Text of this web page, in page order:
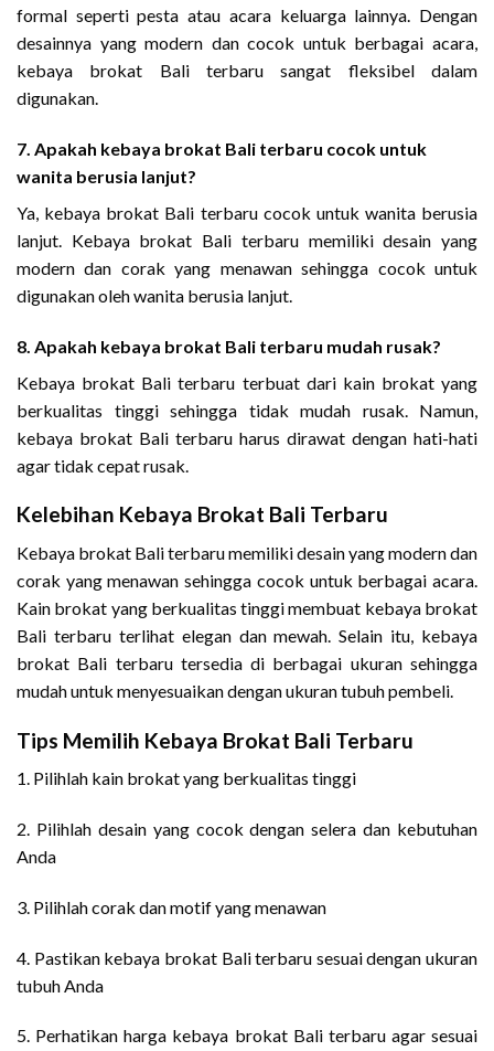
formal seperti pesta atau acara keluarga lainnya. Dengan
desainnya yang modern dan cocok untuk berbagai acara,
kebaya brokat Bali terbaru sangat fleksibel dalam
digunakan.
7. Apakah kebaya brokat Bali terbaru cocok untuk
wanita berusia lanjut?
Ya, kebaya brokat Bali terbaru cocok untuk wanita berusia
lanjut. Kebaya brokat Bali terbaru memiliki desain yang
modern dan corak yang menawan sehingga cocok untuk
digunakan oleh wanita berusia lanjut.
8. Apakah kebaya brokat Bali terbaru mudah rusak?
Kebaya brokat Bali terbaru terbuat dari kain brokat yang
berkualitas tinggi sehingga tidak mudah rusak. Namun,
kebaya brokat Bali terbaru harus dirawat dengan hati-hati
agar tidak cepat rusak.
Kelebihan Kebaya Brokat Bali Terbaru
Kebaya brokat Bali terbaru memiliki desain yang modern dan
corak yang menawan sehingga cocok untuk berbagai acara.
Kain brokat yang berkualitas tinggi membuat kebaya brokat
Bali terbaru terlihat elegan dan mewah. Selain itu, kebaya
brokat Bali terbaru tersedia di berbagai ukuran sehingga
mudah untuk menyesuaikan dengan ukuran tubuh pembeli.
Tips Memilih Kebaya Brokat Bali Terbaru
1. Pilihlah kain brokat yang berkualitas tinggi
2. Pilihlah desain yang cocok dengan selera dan kebutuhan
Anda
3. Pilihlah corak dan motif yang menawan
4. Pastikan kebaya brokat Bali terbaru sesuai dengan ukuran
tubuh Anda
5. Perhatikan harga kebaya brokat Bali terbaru agar sesuai